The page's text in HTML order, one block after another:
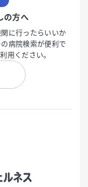
の方へ
に行ったらいいか
病院検索が便利で
用ください。